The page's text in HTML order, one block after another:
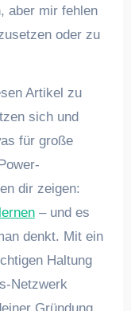
aber mir fehlen
oder zu
Artikel zu
sich und
für große
dir zeigen:
lernen– und es
denkt. Mit ein
Haltung
Netzwerk
Gründung